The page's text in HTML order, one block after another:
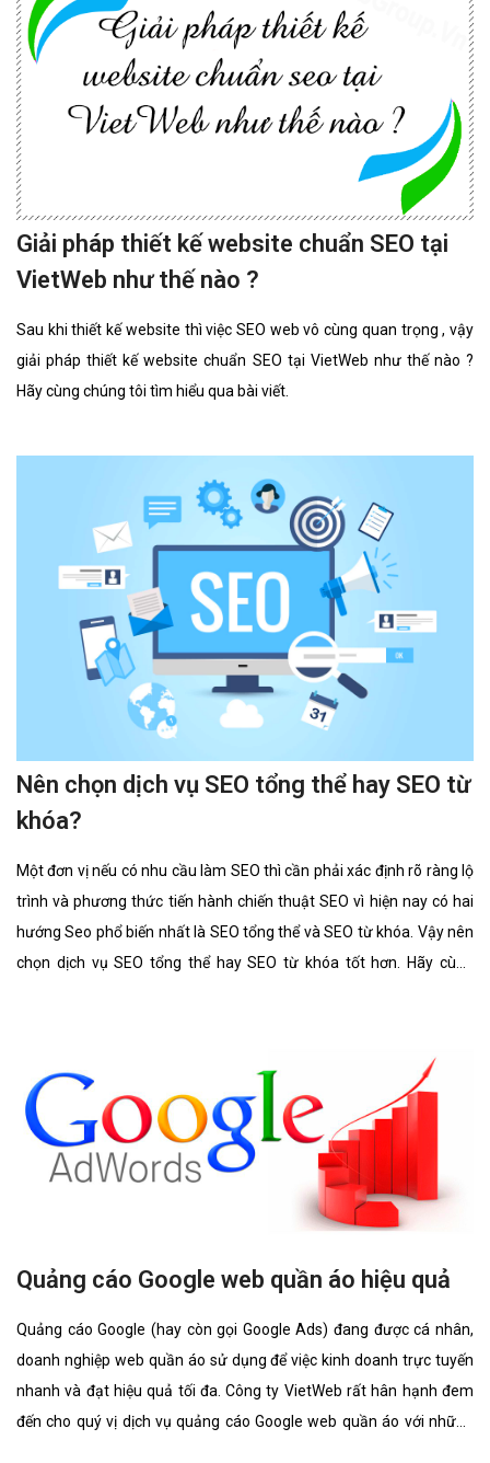
Giải pháp thiết kế website chuẩn SEO tại
VietWeb như thế nào ?
Sau khi thiết kế website thì việc SEO web vô cùng quan trọng , vậy
giải pháp thiết kế website chuẩn SEO tại VietWeb như thế nào ?
Hãy cùng chúng tôi tìm hiểu qua bài viết.
Nên chọn dịch vụ SEO tổng thể hay SEO từ
khóa?
Một đơn vị nếu có nhu cầu làm SEO thì cần phải xác định rõ ràng lộ
trình và phương thức tiến hành chiến thuật SEO vì hiện nay có hai
hướng Seo phổ biến nhất là SEO tổng thể và SEO từ khóa. Vậy nên
chọn dịch vụ SEO tổng thể hay SEO từ khóa tốt hơn. Hãy cùng
Quảng cáo Google web quần áo hiệu quả
Quảng cáo Google (hay còn gọi Google Ads) đang được cá nhân,
doanh nghiệp web quần áo sử dụng để việc kinh doanh trực tuyến
nhanh và đạt hiệu quả tối đa. Công ty VietWeb rất hân hạnh đem
đến cho quý vị dịch vụ quảng cáo Google web quần áo với những